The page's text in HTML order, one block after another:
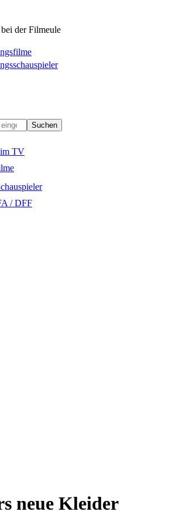
der Filmeule
Suchen
im TV
/ DFF
neue Kleider